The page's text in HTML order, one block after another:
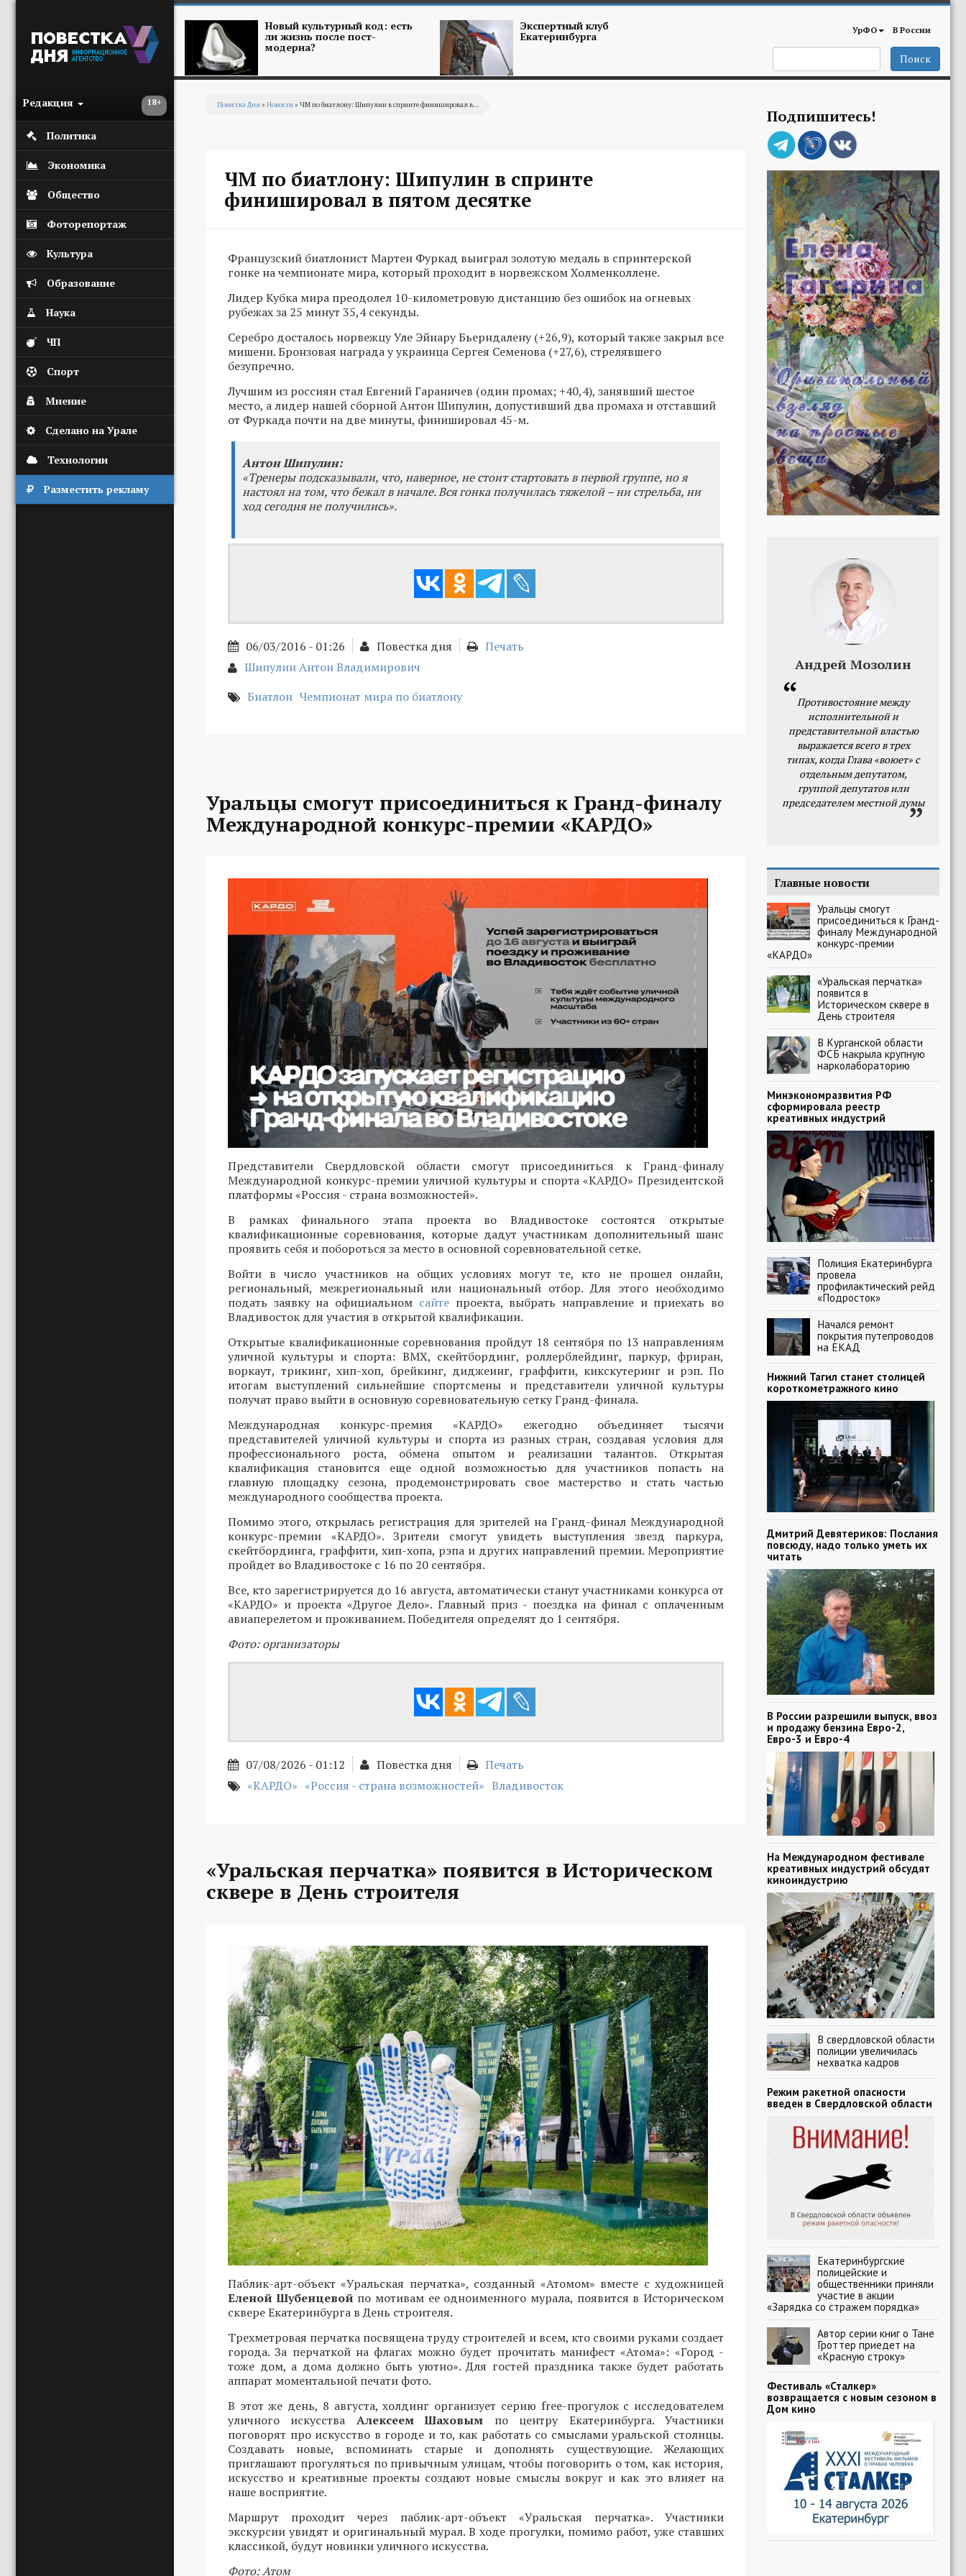
18+
Редакция
Политика
Экономика
Общество
Фоторепортаж
Культура
Образование
Наука
ЧП
Спорт
Мнение
Сделано на Урале
Технологии
Разместить рекламу
Новый культурный код: есть
ли жизнь после пост-
модерна?
Экспертный клуб
Екатеринбурга УрФО В России
Поиск
Повестка Дня» Новости» ЧМ по биатлону: Шипулин в спринте финишировал в...
ЧМ по биатлону: Шипулин в спринте
финишировал в пятом десятке
Французский биатлонист Мартен Фуркад выиграл золотую медаль в спринтерской
гонке на чемпионате мира, который проходит в норвежском Холменколлене.
Лидер Кубка мира преодолел 10-километровую дистанцию без ошибок на огневых
рубежах за 25 минут 35,4 секунды.
Серебро досталось норвежцу Уле Эйнару Бьерндалену (+26,9), который также закрыл все
мишени. Бронзовая награда у украинца Сергея Семенова (+27,6), стрелявшего
безупречно.
Лучшим из россиян стал Евгений Гараничев (один промах; +40,4), занявший шестое
место, а лидер нашей сборной Антон Шипулин, допустивший два промаха и отставший
от Фуркада почти на две минуты, финишировал 45-м.
Антон Шипулин:
«Тренеры подсказывали, что, наверное, не стоит стартовать в первой группе, но я
настоял на том, что бежал в начале. Вся гонка получилась тяжелой – ни стрельба, ни
ход сегодня не получились».
06/03/2016 - 01:26 Повестка дня
Печать
Шипулин Антон Владимирович
Биатлон Чемпионат мира по биатлону
Уральцы смогут присоединиться к Гранд-финалу
Международной конкурс-премии «КАРДО»
Представители Свердловской области смогут присоединиться к Гранд-финалу
Международной конкурс-премии уличной культуры и спорта «КАРДО» Президентской
платформы «Россия - страна возможностей».
В рамках финального этапа проекта во Владивостоке состоятся открытые
квалификационные соревнования, которые дадут участникам дополнительный шанс
проявить себя и побороться за место в основной соревновательной сетке.
Войти в число участников на общих условиях могут те, кто не прошел онлайн,
региональный, межрегиональный или национальный отбор. Для этого необходимо
подать заявку на официальном сайтепроекта, выбрать направление и приехать во
Владивосток для участия в открытой квалификации.
Открытые квалификационные соревнования пройдут 18 сентября по 13 направлениям
уличной культуры и спорта: BMX, скейтбординг, роллерблейдинг, паркур, фриран,
воркаут, трикинг, хип-хоп, брейкинг, диджеинг, граффити, кикскутеринг и рэп. По
итогам выступлений сильнейшие спортсмены и представители уличной культуры
получат право выйти в основную соревновательную сетку Гранд-финала.
Международная конкурс-премия «КАРДО» ежегодно объединяет тысячи
представителей уличной культуры и спорта из разных стран, создавая условия для
профессионального роста, обмена опытом и реализации талантов. Открытая
квалификация становится еще одной возможностью для участников попасть на
главную площадку сезона, продемонстрировать свое мастерство и стать частью
международного сообщества проекта.
Помимо этого, открылась регистрация для зрителей на Гранд-финал Международной
конкурс-премии «КАРДО». Зрители смогут увидеть выступления звезд паркура,
скейтбординга, граффити, хип-хопа, рэпа и других направлений премии. Мероприятие
пройдет во Владивостоке с 16 по 20 сентября.
Все, кто зарегистрируется до 16 августа, автоматически станут участниками конкурса от
«КАРДО» и проекта «Другое Дело». Главный приз - поездка на финал с оплаченным
авиаперелетом и проживанием. Победителя определят до 1 сентября.
Фото: организаторы
07/08/2026 - 01:12 Повестка дня
Печать
«КАРДО» «Россия - страна возможностей» Владивосток
«Уральская перчатка» появится в Историческом
сквере в День строителя
Паблик-арт-объект «Уральская перчатка», созданный «Атомом» вместе с художницей
Еленой Шубенцевой по мотивам ее одноименного мурала, появится в Историческом
сквере Екатеринбурга в День строителя.
Трехметровая перчатка посвящена труду строителей и всем, кто своими руками создает
города. За перчаткой на флагах можно будет прочитать манифест «Атома»: «Город -
тоже дом, а дома должно быть уютно». Для гостей праздника также будет работать
аппарат моментальной печати фото.
В этот же день, 8 августа, холдинг организует серию free-прогулок с исследователем
уличного искусства Алексеем Шаховым по центру Екатеринбурга. Участники
поговорят про искусство в городе и то, как работать со смыслами уральской столицы.
Создавать новые, вспоминать старые и дополнять существующие. Желающих
приглашают прогуляться по привычным улицам, чтобы поговорить о том, как история,
искусство и креативные проекты создают новые смыслы вокруг и как это влияет на
наше восприятие.
Маршрут проходит через паблик-арт-объект «Уральская перчатка». Участники
экскурсии увидят и оригинальный мурал. В ходе прогулки, помимо работ, уже ставших
классикой, будут новинки уличного искусства.
Фото: Атом
Подпишитесь!
Андрей Мозолин
Противостояние между
исполнительной и
представительной властью
выражается всего в трех
типах, когда Глава «воюет» с
отдельным депутатом,
группой депутатов или
председателем местной думы
Главные новости
Уральцы смогут
присоединиться к Гранд-
финалу Международной
конкурс-премии
«КАРДО»
«Уральская перчатка»
появится в
Историческом сквере в
День строителя
В Курганской области
ФСБ накрыла крупную
нарколабораторию
Минэкономразвития РФ
сформировала реестр
креативных индустрий
Полиция Екатеринбурга
провела
профилактический рейд
«Подросток»
Начался ремонт
покрытия путепроводов
на ЕКАД
Нижний Тагил станет столицей
короткометражного кино
Дмитрий Девятериков: Послания
повсюду, надо только уметь их
читать
В России разрешили выпуск, ввоз
и продажу бензина Евро-2,
Евро-3 и Евро-4
На Международном фестивале
креативных индустрий обсудят
киноиндустрию
В свердловской области
полиции увеличилась
нехватка кадров
Режим ракетной опасности
введен в Свердловской области
Екатеринбургские
полицейские и
общественники приняли
участие в акции
«Зарядка со стражем порядка»
Автор серии книг о Тане
Гроттер приедет на
«Красную строку»
Фестиваль «Сталкер»
возвращается с новым сезоном в
Дом кино